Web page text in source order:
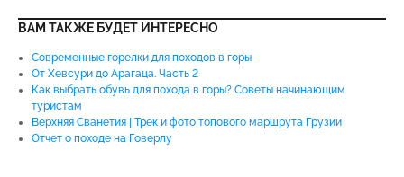
ВАМ ТАКЖЕ БУДЕТ ИНТЕРЕСНО
Современные горелки для походов в горы
От Хевсури до Арагаца. Часть 2
Как выбрать обувь для похода в горы? Советы начинающим
туристам
Верхняя Сванетия | Трек и фото топового маршрута Грузии
Отчет о походе на Говерлу